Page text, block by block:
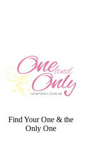
Find Your One & the
Only One